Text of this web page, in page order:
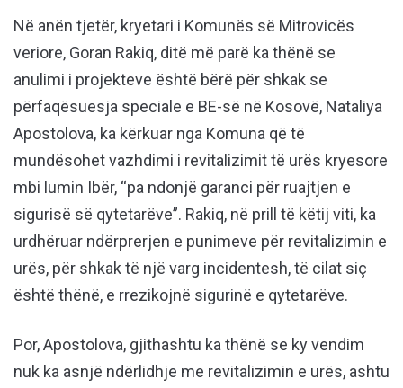
Në anën tjetër, kryetari i Komunës së Mitrovicës
veriore, Goran Rakiq, ditë më parë ka thënë se
anulimi i projekteve është bërë për shkak se
përfaqësuesja speciale e BE-së në Kosovë, Nataliya
Apostolova, ka kërkuar nga Komuna që të
mundësohet vazhdimi i revitalizimit të urës kryesore
mbi lumin Ibër, “pa ndonjë garanci për ruajtjen e
sigurisë së qytetarëve”. Rakiq, në prill të këtij viti, ka
urdhëruar ndërprerjen e punimeve për revitalizimin e
urës, për shkak të një varg incidentesh, të cilat siç
është thënë, e rrezikojnë sigurinë e qytetarëve.
Por, Apostolova, gjithashtu ka thënë se ky vendim
nuk ka asnjë ndërlidhje me revitalizimin e urës, ashtu